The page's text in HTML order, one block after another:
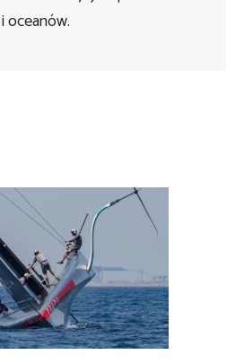
oceanów.